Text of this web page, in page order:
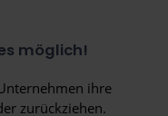
möglich!
ihre
zurückziehen.